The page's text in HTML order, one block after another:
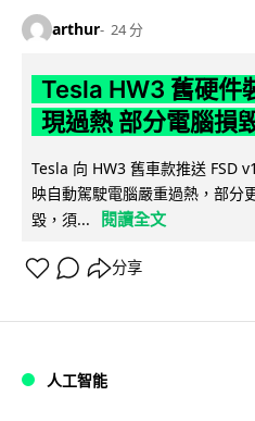
arthur 24 分
Tesla HW3 舊硬件
現過熱 部分電腦損
Tesla 向 HW3 舊車款推送 FSD
映自動駕駛電腦嚴重過熱，部分
毀，須...
閱讀全文
分享
人工智能